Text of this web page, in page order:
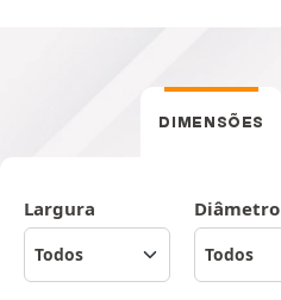
DIMENSÕES
Largura Diâmetro